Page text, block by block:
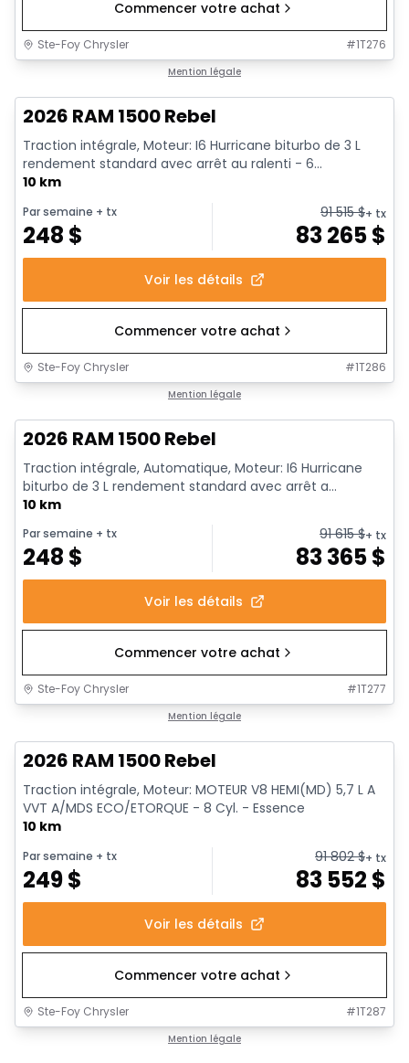
Commencer votre achat
Ste-Foy Chrysler #1T276
Mention légale
2026 RAM 1500 Rebel
Traction intégrale, Moteur: I6 Hurricane biturbo de 3 L
rendement standard avec arrêt au ralenti - 6...
10 km
Par semaine + tx
248 $
91 515$+ tx
83 265$
Voir les détails
Commencer votre achat
Ste-Foy Chrysler #1T286
Mention légale
2026 RAM 1500 Rebel
Traction intégrale, Automatique, Moteur: I6 Hurricane
biturbo de 3 L rendement standard avec arrêt a...
10 km
Par semaine + tx
248 $
91 615$+ tx
83 365$
Voir les détails
Commencer votre achat
Ste-Foy Chrysler #1T277
Mention légale
2026 RAM 1500 Rebel
Traction intégrale, Moteur: MOTEUR V8 HEMI(MD) 5,7 L A
VVT A/MDS ECO/ETORQUE - 8 Cyl. - Essence
10 km
Par semaine + tx
249$
91 802$+ tx
83 552 $
Voir les détails
Commencer votre achat
Ste-Foy Chrysler #1T287
Mention légale